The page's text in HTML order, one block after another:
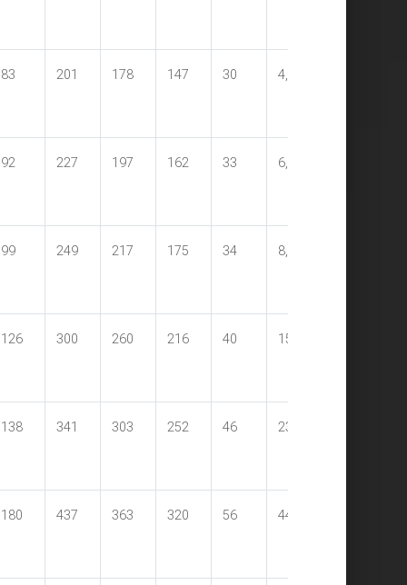
83 201 178 147 30 4,95
92 227 197 162 33 6,62
99 249 217 175 34 8,11
126 300 260 216 40 15
138 341 303 252 46 23
180 437 363 320 56 44